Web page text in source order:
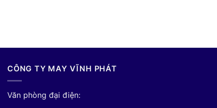
CÔNG TY MAY VĨNH PHÁT
Văn phòng đại điện: